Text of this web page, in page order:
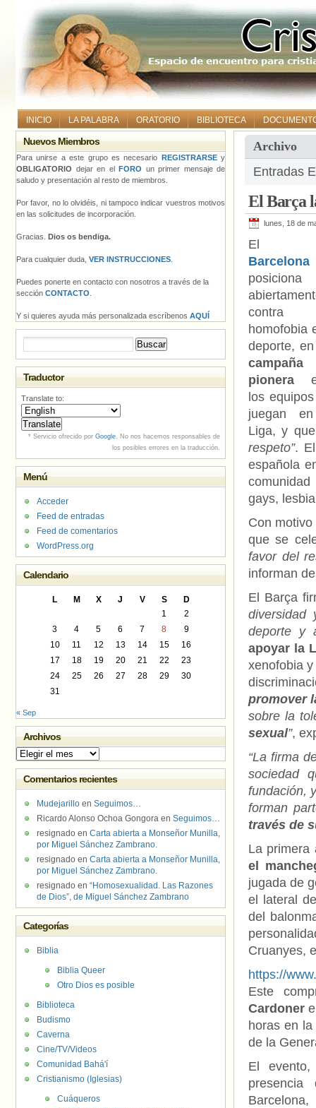
INICIO LA PALABRA ORATORIO BIBLIOTECA
Archivo
Entradas
El Barça
lunes, 18 de
Barcelona
posiciona
homofobia
deporte,
campaña
pionera
los
juegan
Liga, y
respeto”.
española
gays,
Con motivo
que se
favor del
informan
El Barça
deporte y
apoyar la
xenofobia
promover
sobre la
sexual”,
“La firma
sociedad
fundación,
forman
través de
La primera
el
jugada de
el lateral
del
Cruanyes,
https://
Este
Cardoner
horas en
de la
El
Nuevos Miembros
Para unirse a este grupo es necesario REGISTRARSEy
OBLIGATORIO dejar en el FORO un primer mensaje de
saludo y presentación al resto de miembros.
Por favor, no lo olvidéis, ni tampoco indicar vuestros motivos
en las solicitudes de incorporación.
Gracias. Dios os bendiga.
Para cualquier duda, VER INSTRUCCIONES
Puedes ponerte en contacto con nosotros a través de la
sección CONTACTO
Y si quieres ayuda más personalizada escríbenos AQUÍ
Traductor
Translate to:
* Servicio ofrecido por Google. No nos hacemos responsables de
los posibles errores en la traducción.
Menú
Acceder
Feed de entradas
Feed de comentarios
WordPress.org
Calendario
L M X J V S
D
1
2
3
4 5 6 7 8
9
10
11 12 13 14 15
16
17
18 19 20 21 22
23
24
25 26 27 28 29
30
31
« Sep
Archivos
Archivos
Comentarios recientes
Mudejarillo en Seguimos…
Ricardo Alonso Ochoa Gongora en Seguimos…
resignado en Carta abierta a Monseñor Munilla,
por Miguel Sánchez Zambrano.
resignado en Carta abierta a Monseñor Munilla,
por Miguel Sánchez Zambrano.
resignado en “Homosexualidad. Las Razones
de Dios”, de Miguel Sánchez Zambrano
Categorías
Biblia
Biblia Queer
Otro Dios es posible
Biblioteca
Budismo
Caverna
Cine/TV/Videos
Comunidad Bahá'í
Cristianismo (Iglesias)
Cuáqueros